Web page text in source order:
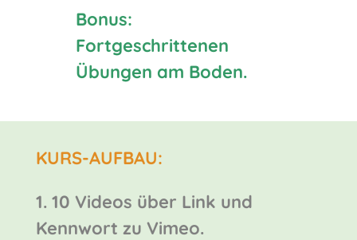
Bonus:
Fortgeschrittenen
Übungen am Boden.
KURS-AUFBAU:
1. 10 Videos über Link und
Kennwort zu Vimeo.